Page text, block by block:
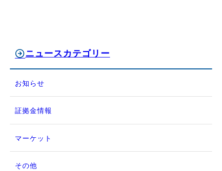
ニュースカテゴリー
お知らせ
証拠金情報
マーケット
その他